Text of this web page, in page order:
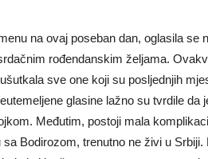
na ovaj poseban dan, oglasila se
rođendanskim željama.
sve one koji su posljednjih
glasine lažno su tvrdile
Međutim, postoji mala
Bodirozom, trenutno ne živi u